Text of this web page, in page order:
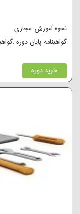
نحوه آموزش :مجازی
گواهینامه پایان دوره
خرید دوره